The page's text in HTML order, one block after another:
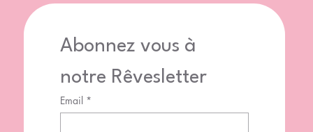
Abonnez vous à
notre Rêvesletter
Email *